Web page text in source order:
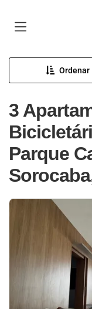
Ordenar
3
Parque